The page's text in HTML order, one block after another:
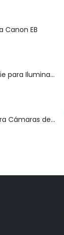
Canon EB
Tripode / Pie para Iluminación 2 mts
Tripode para Cámaras de Foto y Vídeo WF-6663A